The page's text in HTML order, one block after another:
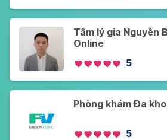
Tâm lý gia Nguyễn Bảo
Online
5
Phòng khám Đa
5